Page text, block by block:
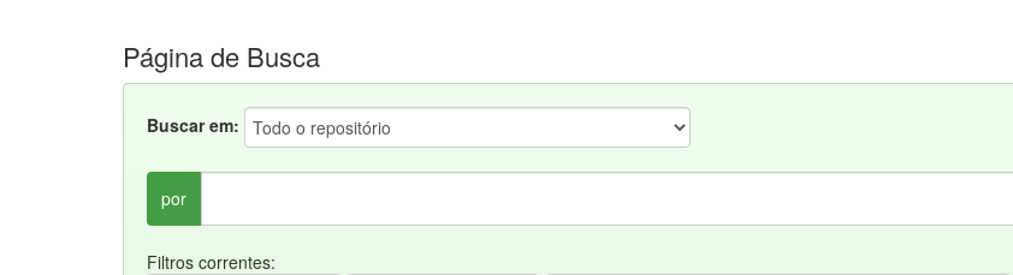
Página de Busca
Buscar em:
por
Filtros correntes: